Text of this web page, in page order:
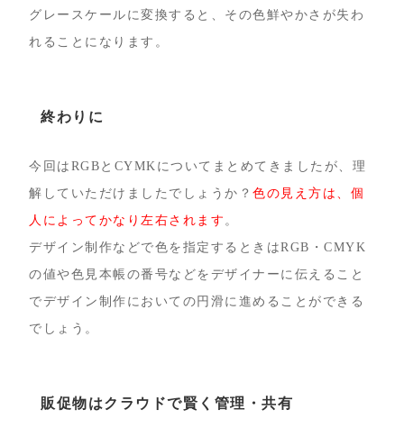
グレースケールに変換すると、その色鮮やかさが失わ
れることになります。
終わりに
今回はRGBとCYMKについてまとめてきましたが、理
解していただけましたでしょうか？色の見え方は、個
人によってかなり左右されます 。
デザイン制作などで色を指定するときはRGB・CMYK
の値や色見本帳の番号などをデザイナーに伝えること
でデザイン制作においての円滑に進めることができる
でしょう。
販促物はクラウドで賢く管理・共有